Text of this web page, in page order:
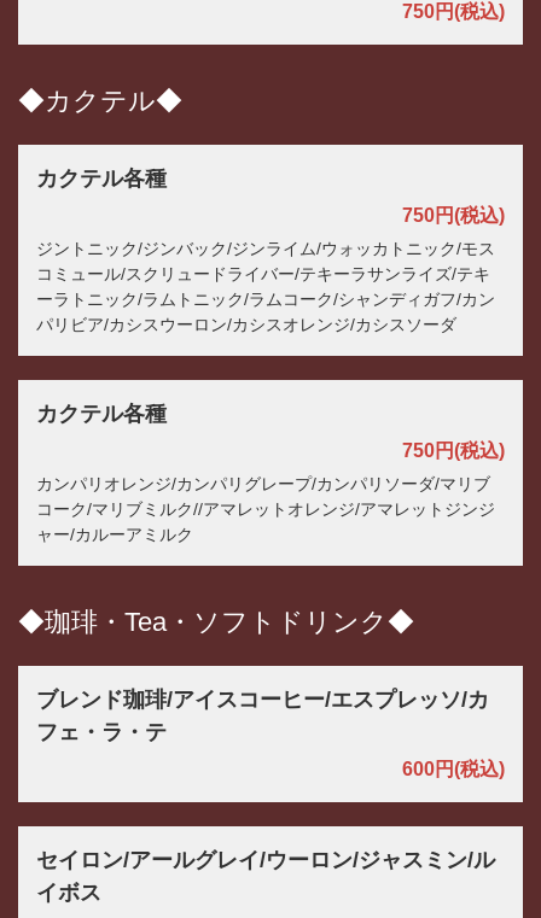
750円(税込)
◆カクテル◆
カクテル各種
750円(税込)
ジントニック/ジンバック/ジンライム/ウォッカトニック/モス
コミュール/スクリュードライバー/テキーラサンライズ/テキ
ーラトニック/ラムトニック/ラムコーク/シャンディガフ/カン
パリビア/カシスウーロン/カシスオレンジ/カシスソーダ
カクテル各種
750円(税込)
カンパリオレンジ/カンパリグレープ/カンパリソーダ/マリブ
コーク/マリブミルク//アマレットオレンジ/アマレットジンジ
ャー/カルーアミルク
◆珈琲・Tea・ソフトドリンク◆
ブレンド珈琲/アイスコーヒー/エスプレッソ/カ
フェ・ラ・テ
600円(税込)
セイロン/アールグレイ/ウーロン/ジャスミン/ル
イボス